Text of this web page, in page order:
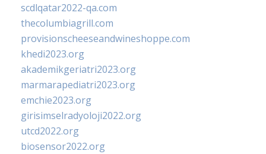
scdlqatar2022-qa.com
thecolumbiagrill.com
provisionscheeseandwineshoppe.com
khedi2023.org
akademikgeriatri2023.org
marmarapediatri2023.org
emchie2023.org
girisimselradyoloji2022.org
utcd2022.org
biosensor2022.org